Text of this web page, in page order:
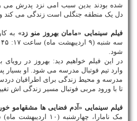
شده بودند بدین سبب امی نزد پدرش می
دل یک منطقه جنگلی است زندگی می کند
فیلم سینمایی «مامان بهروز منو زد»به
شود.
در این فیلم خواهیم دید: بهروز در
وارد تیم فوتبال مدرسه می شود. او
مدرسه و محیط زندگی برای اطرافیان
تا با ورود مربی فوتبال مسیر زندگی اش
فیلم سینمایی «آدم فضایی ها مشقهامو